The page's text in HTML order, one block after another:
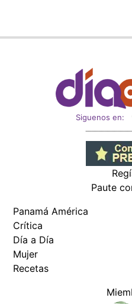
Siguenos en:
Paute
Panamá América
Crítica
Día a Día
Mujer
Recetas